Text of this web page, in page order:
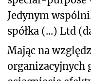
Jedynym
spółka (...) Ltd
Mając na
organizacyjnych